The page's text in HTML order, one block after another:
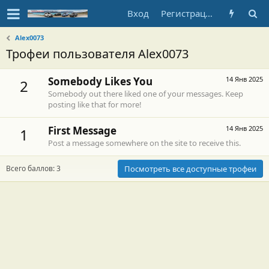
Вход Регистрация
Alex0073
Трофеи пользователя Alex0073
2 14 Янв 2025
Somebody Likes You
Somebody out there liked one of your messages. Keep
posting like that for more!
1 14 Янв 2025
First Message
Post a message somewhere on the site to receive this.
Всего баллов: 3 Посмотреть все доступные трофеи